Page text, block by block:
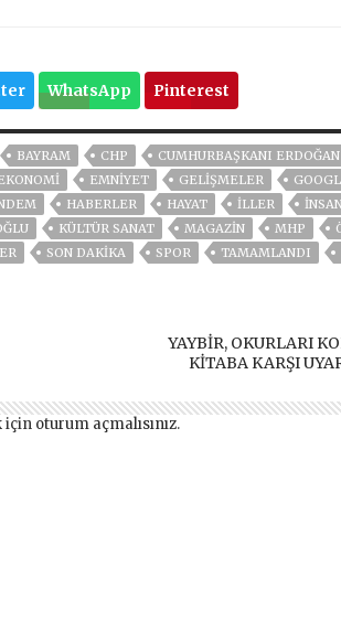
WhatsApp Pinterest
BAYRAM CHP
CUMHURBAŞKANI ERDOĞAN
EMNİYET GELIŞMELER
HABERLER HAYAT İLLER
KÜLTÜR SANAT MAGAZİN MHP
SON DAKIKA SPOR TAMAMLANDI
YAYBİR, OKURLARI
KİTABA KARŞI
için oturum açmalısınız.